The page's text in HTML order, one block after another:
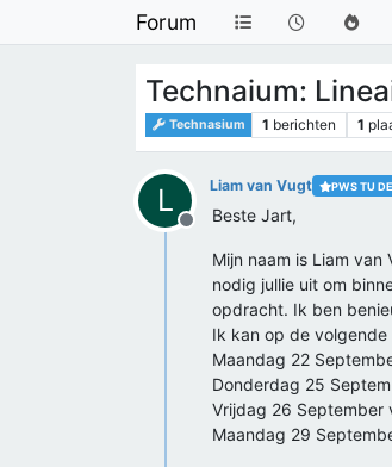
Forum
Technaium:
Technasium 1 berichten 1
L
Offline
Liam van Vugt PWS TU
Beste Jart,
Mijn naam is Liam
nodig jullie uit om
opdracht. Ik ben
Ik kan op de volgende
Maandag 22
Donderdag 25
Vrijdag 26 September
Maandag 29